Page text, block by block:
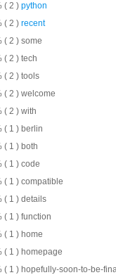
( 2 ) python
( 2 ) recent
( 2 ) some
( 2 ) tech
( 2 ) tools
( 2 ) welcome
( 2 ) with
( 1 ) berlin
( 1 ) both
( 1 ) code
( 1 ) compatible
( 1 ) details
( 1 ) function
( 1 ) home
( 1 ) homepage
( 1 ) hopefully-soon-to-be-